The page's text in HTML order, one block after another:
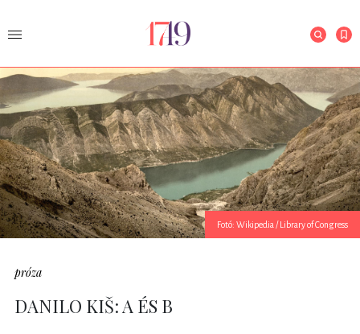
Fotó: Wikipedia / Library of Congress
próza
DANILO KIŠ: A ÉS B